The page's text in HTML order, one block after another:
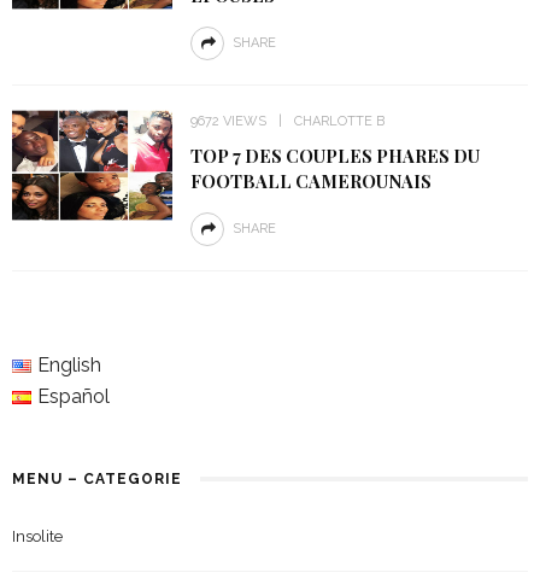
SHARE
9672 VIEWS CHARLOTTE B
TOP 7 DES COUPLES PHARES DU
FOOTBALL CAMEROUNAIS
SHARE
English
Español
MENU – CATEGORIE
Insolite